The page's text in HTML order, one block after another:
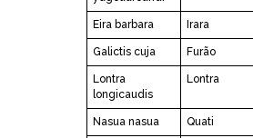
Eira barbara Irara
Galictis cuja Furão
Lontra
longicaudis
Lontra
Nasua nasua Quati